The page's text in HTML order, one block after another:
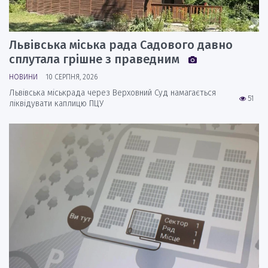
Львівська міська рада Садового давно
сплутала грішне з праведним
НОВИНИ 10 СЕРПНЯ, 2026
51
Львівська міськрада через Верховний Суд намагається
ліквідувати каплицю ПЦУ